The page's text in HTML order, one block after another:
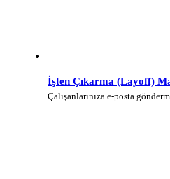
İşten Çıkarma (Layoff)
Çalışanlarınıza e-posta